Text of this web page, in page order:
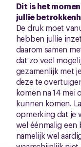
Dit is het
jullie
De druk moet
hebben jullie
daarom samen
dat zo veel
gezamenlijk met
deze te
komen na 14 mei
kunnen komen.
opmerking dat je
wel éénmalig een
namelijk wel